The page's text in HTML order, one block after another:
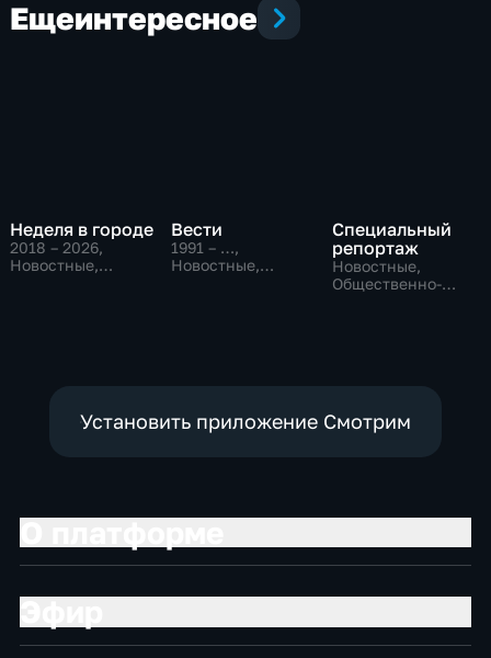
Ещеинтересное
Неделя в городе
2018 – 2026,
Новостные,
Вести
1991 – …,
Новостные,
Специальный
репортаж
Новостные,
Общественно-
Установить приложение Смотрим